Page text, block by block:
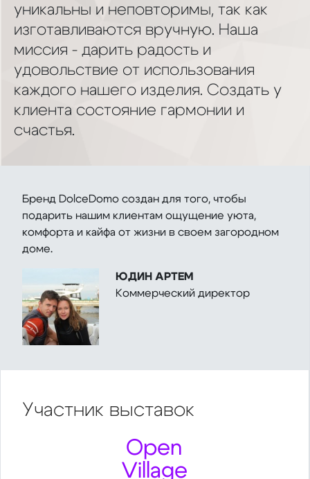
уникальны и неповторимы, так как
изготавливаются вручную. Наша
миссия - дарить радость и
удовольствие от использования
каждого нашего изделия. Создать у
клиента состояние гармонии и
счастья.
Бренд DolceDomo создан для того, чтобы
подарить нашим клиентам ощущение уюта,
комфорта и кайфа от жизни в своем загородном
доме.
ЮДИН АРТЕМ
Коммерческий директор
Участник выставок
Open
Village